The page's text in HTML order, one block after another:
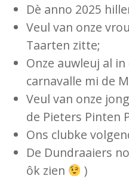
Dè anno 2025
Veul van onze
Taarten zitte;
Onze auwleuj al
carnavalle mi de
Veul van onze
de Pieters Pinten
Ons clubke
De Dundraaiers
ôk zien
)